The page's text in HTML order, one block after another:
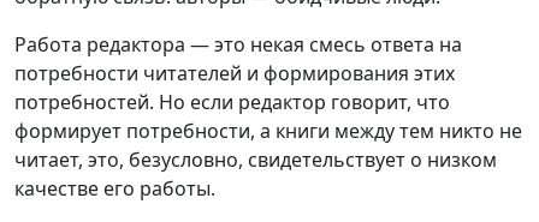
Работа редактора — это некая смесь ответа на
потребности читателей и формирования этих
потребностей. Но если редактор говорит, что
формирует потребности, а книги между тем никто не
читает, это, безусловно, свидетельствует о низком
качестве его работы.